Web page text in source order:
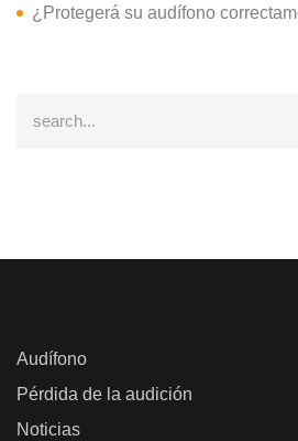
¿Protegerá su audífono
Audífono
Pérdida de la audición
Noticias